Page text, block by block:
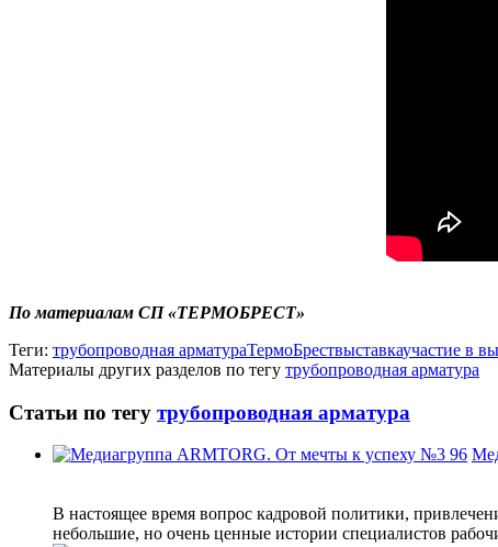
По материалам СП «ТЕРМОБРЕСТ»
Теги: трубопроводная арматураТермоБрествыставкаучастие в
Материалы других разделов по тегу трубопроводная арматура
Статьи по тегу трубопроводная арматура
В настоящее время вопрос кадровой политики,
небольшие, но очень ценные истории специалистов